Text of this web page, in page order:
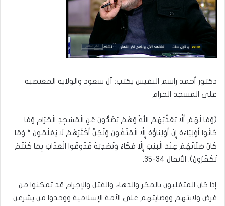
دكتور أحمد راسم النفيس يكتب: آل سعود والولاية المغتصبة
على المسجد الحرام
(وَمَا لَهُمْ أَلَّا يُعَذِّبَهُمُ اللَّهُ وَهُمْ يَصُدُّونَ عَنِ الْمَسْجِدِ الْحَرَامِ وَمَا
كَانُوا أَوْلِيَاءَهُ إِنْ أَوْلِيَاؤُهُ إِلَّا الْمُتَّقُونَ وَلَكِنَّ أَكْثَرَهُمْ لَا يَعْلَمُونَ * وَمَا
كَانَ صَلَاتُهُمْ عِنْدَ الْبَيْتِ إِلَّا مُكَاءً وَتَصْدِيَةً فَذُوقُوا الْعَذَابَ بِمَا كُنْتُمْ
تَكْفُرُونَ). الأنفال 34-35.
إذا كان المتغلبون بالمكر والدهاء والقتل والإجرام قد تمكنوا من
فرض ولايتهم ووصايتهم على الأمة الإسلامية ووجدوا من يشرعن